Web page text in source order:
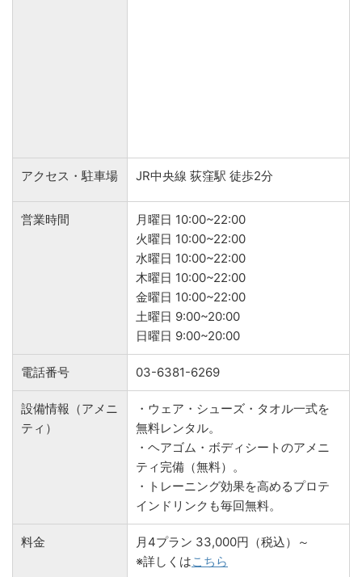
アクセス・駐車場 JR中央線 荻窪駅 徒歩2分
営業時間
月曜日 10:00~22:00
火曜日 10:00~22:00
水曜日 10:00~22:00
木曜日 10:00~22:00
金曜日 10:00~22:00
土曜日 9:00~20:00
日曜日 9:00~20:00
電話番号 03-6381-6269
設備情報（アメニ
ティ）
・ウェア・シューズ・タオル一式を
無料レンタル。
・ヘアゴム・ボディシートのアメニ
ティ完備（無料）。
・トレーニング効果を高めるプロテ
インドリンクも毎回無料。
料金
月4プラン 33,000円（税込）～
※詳しくはこちら